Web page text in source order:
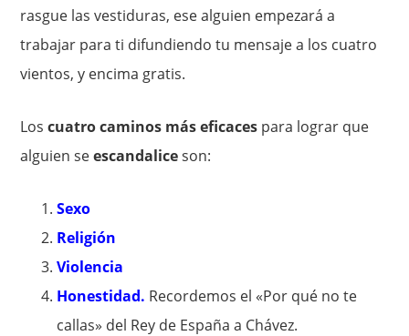
rasgue las vestiduras, ese alguien empezará a
trabajar para ti difundiendo tu mensaje a los cuatro
vientos, y encima gratis.
Loscuatro caminos más eficaces para lograr que
alguien seescandaliceson:
Sexo
Religión
Violencia
Honestidad. Recordemos el «Por qué no te
callas» del Rey de España a Chávez.